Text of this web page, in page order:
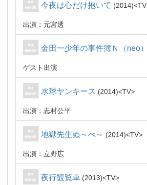
今夜は心だけ抱いて 2014 TV
出演：元宮透
金田一少年の事件簿Ｎ（neo）
ゲスト出演
水球ヤンキース 2014 TV
出演：志村公平
地獄先生ぬ～べ～ 2014 TV
出演：立野広
夜行観覧車 2013 TV